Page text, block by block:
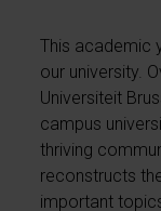
This academic
our university.
Universiteit
campus
thriving
reconstructs
important